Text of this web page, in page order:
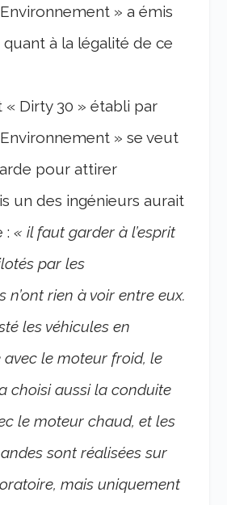
» a émis
à la légalité de ce
« Dirty 30 » établi par
» se veut
pour attirer
un des ingénieurs aurait
:« il faut garder à l’esprit
par les
n’ont rien à voir entre eux.
les véhicules en
le moteur froid, le
choisi aussi la conduite
le moteur chaud, et les
sont réalisées sur
mais uniquement